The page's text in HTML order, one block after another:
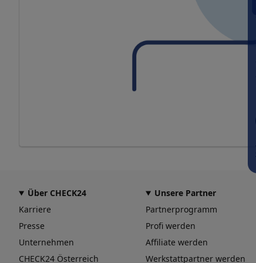
Über CHECK24
Karriere
Presse
Unternehmen
CHECK24 Österreich
Unsere Partner
Partnerprogramm
Profi werden
Affiliate werden
Werkstattpartner werden